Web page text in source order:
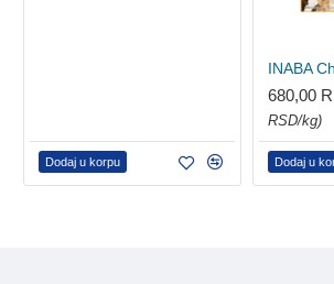
Dodaj u korpu
680,00
RSD/kg)
Dodaj u